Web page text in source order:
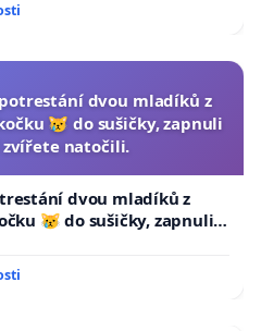
dvou mladíků z
😿 do sušičky, zapnuli
natočili.
dvou mladíků z
😿 do sušičky, zapnuli ji